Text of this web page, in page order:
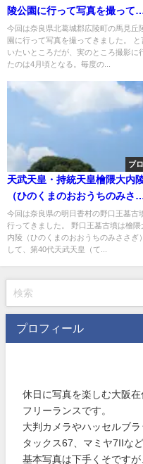
陵公園に行って写真を撮ってき
た
今回は奈良県北葛城郡広陵町の馬見丘
園に行って写真を撮ってきました。 と
いたいところだが、実のところ撮影に
たのは4月頃となる。毎度の...
ブ
天武天皇・持統天皇檜隈大内
（ひのくまのおおうちのみさ
ぎ）に行ってきました
今回は奈良県の明日香村の野口王墓古
行ってきました。 野口王墓古墳は檜隈
内陵（ひのくまのおおうちのみささぎ
して、第40代天武天皇（て...
プロフィール
休日に写真を楽しむ大阪
フリーランスです。
大判カメラやハッセルブ
タックス67、マミヤ7IIな
基本写真は下手くそです